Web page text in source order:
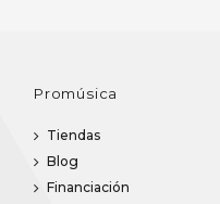
Promúsica
Tiendas
Blog
Financiación